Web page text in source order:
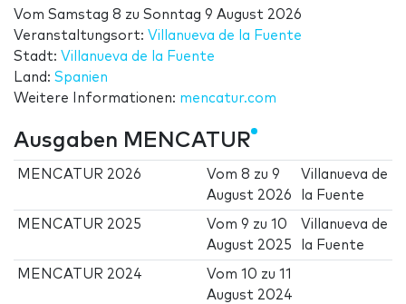
Vom Samstag 8 zu Sonntag 9 August 2026
Veranstaltungsort: Villanueva de la Fuente
Stadt: Villanueva de la Fuente
Land: Spanien
Weitere Informationen: mencatur.com
Ausgaben MENCATUR
MENCATUR 2026 Vom8 zu9
August 2026
Villanueva de
la Fuente
MENCATUR 2025 Vom9 zu10
August 2025
Villanueva de
la Fuente
MENCATUR 2024 Vom10 zu11
August 2024